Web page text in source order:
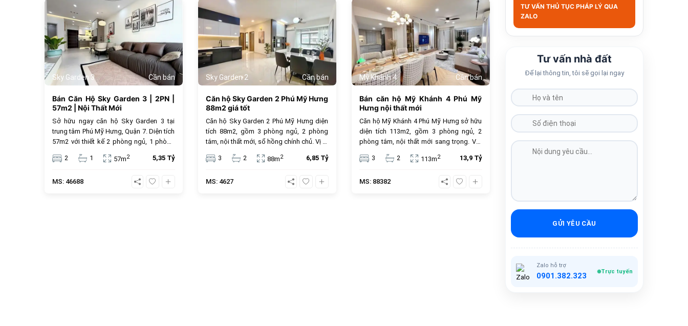
Sky Garden 3 Cần bán
180
Bán Căn Hộ Sky Garden 3 | 2PN |
57m2 | Nội Thất Mới
Sở hữu ngay căn hộ Sky Garden 3 tại
trung tâm Phú Mỹ Hưng, Quận 7. Diện tích
57m2 với thiết kế 2 phòng ngủ, 1 phòng
5.35 tỷ đồng, đây là lựa chọn an cư lý
trong cộng đồng văn minh.
2 1 57m2 5,35 Tỷ
MS: 46688
Sky Garden 2 Cần bán
Căn hộ Sky Garden 2 Phú Mỹ Hưng
88m2 giá tốt
Căn hộ Sky Garden 2 Phú Mỹ Hưng diện
tích 88m2, gồm 3 phòng ngủ, 2 phòng
tắm, nội thất mới, sổ hồng chính chủ. Vị trí
tỷ đồng, phù hợp để ở hoặc đầu tư.
3 2 88m2 6,85 Tỷ
MS: 4627
Mỹ Khánh 4 Cần bán
683
Bán căn hộ Mỹ Khánh 4 Phú Mỹ
Hưng nội thất mới
Căn hộ Mỹ Khánh 4 Phú Mỹ Hưng sở hữu
diện tích 113m2, gồm 3 phòng ngủ, 2
phòng tắm, nội thất mới sang trọng. Với
tưởng cho an cư và đầu tư. Giá bán 13.9
3 2 113m2 13,9 Tỷ
MS: 88382
TƯ VẤN THỦ TỤC PHÁP LÝ QUA
ZALO
Tư vấn nhà đất
Để lại thông tin, tôi sẽ gọi lại ngay
GỬI YÊU CẦU
Zalo hỗ trợ
0901.382.323 Trực tuyến